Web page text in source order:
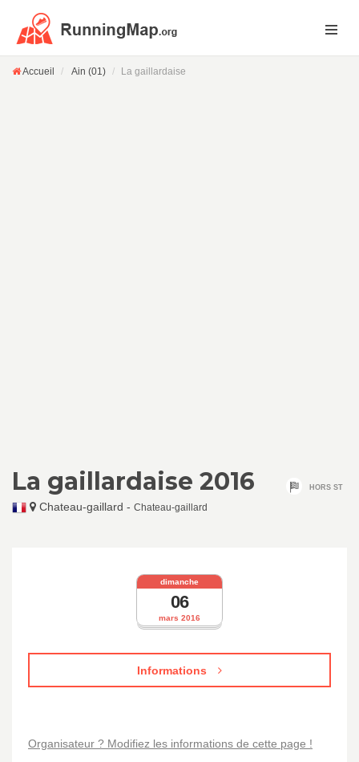
Accueil Ain (01) La gaillardaise
La gaillardaise 2016
Chateau-gaillard - Chateau-gaillard
HORS ST
mars 2016
dimanche
06
Informations
Organisateur ? Modifiez les informations de cette page !